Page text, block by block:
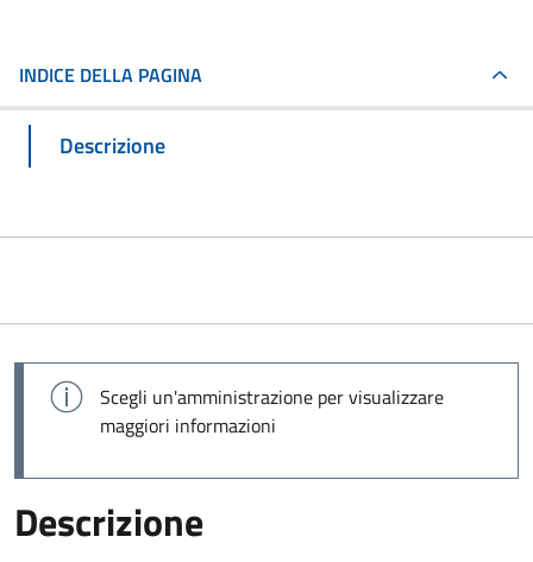
INDICE DELLA PAGINA
Descrizione
Scegli un'amministrazione per visualizzare
maggiori informazioni
Descrizione